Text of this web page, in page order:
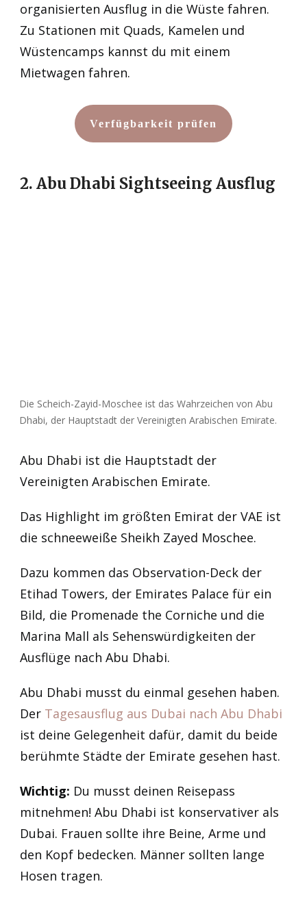
organisierten Ausflug in die Wüste fahren.
Zu Stationen mit Quads, Kamelen und
Wüstencamps kannst du mit einem
Mietwagen fahren.
Verfügbarkeit prüfen
2. Abu Dhabi Sightseeing Ausflug
Die Scheich-Zayid-Moschee ist das Wahrzeichen von Abu
Dhabi, der Hauptstadt der Vereinigten Arabischen Emirate.
Abu Dhabi ist die Hauptstadt der
Vereinigten Arabischen Emirate.
Das Highlight im größten Emirat der VAE ist
die schneeweiße Sheikh Zayed Moschee.
Dazu kommen das Observation-Deck der
Etihad Towers, der Emirates Palace für ein
Bild, die Promenade the Corniche und die
Marina Mall als Sehenswürdigkeiten der
Ausflüge nach Abu Dhabi.
Abu Dhabi musst du einmal gesehen haben.
Der Tagesausflug aus Dubai nach Abu Dhabi
ist deine Gelegenheit dafür, damit du beide
berühmte Städte der Emirate gesehen hast.
Wichtig: Du musst deinen Reisepass
mitnehmen! Abu Dhabi ist konservativer als
Dubai. Frauen sollte ihre Beine, Arme und
den Kopf bedecken. Männer sollten lange
Hosen tragen.